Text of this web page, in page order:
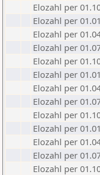
Elozahl per
Elozahl per
Elozahl per
Elozahl per
Elozahl per
Elozahl per
Elozahl per
Elozahl per
Elozahl per
Elozahl per
Elozahl per
Elozahl per
Elozahl per